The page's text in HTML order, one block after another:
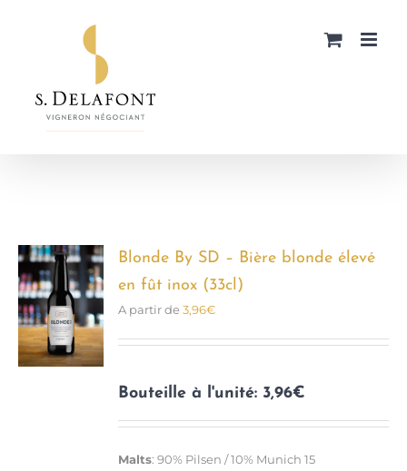
Blonde By SD – Bière blonde élevé
en fût inox (33cl)
A partir de3,96€
Bouteille à l'unité: 3,96€
Malts: 90% Pilsen / 10% Munich 15